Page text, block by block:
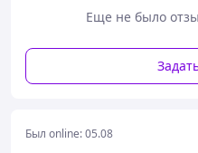
Багатий та
вишиванці
Рукав
градусів та
Еще не было
Был online:05.08